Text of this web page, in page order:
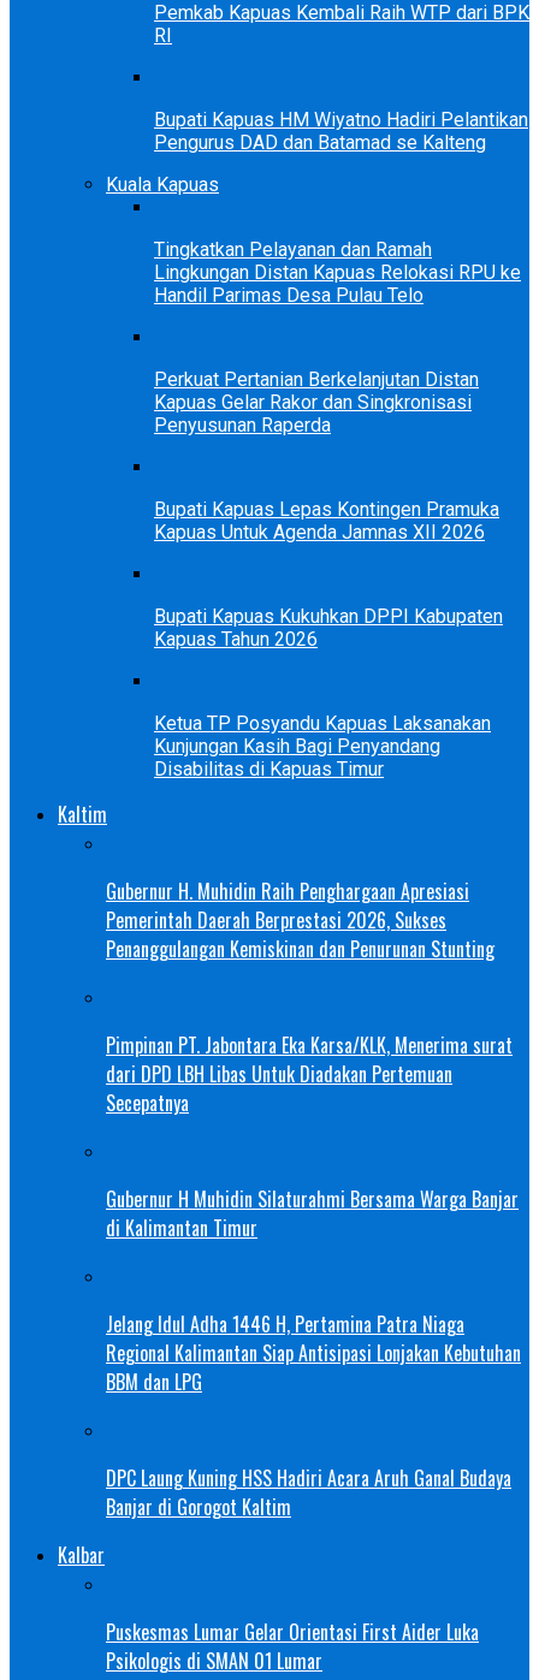
Pemkab Kapuas Kembali Raih WTP dari BPK
RI
Bupati Kapuas HM Wiyatno Hadiri Pelantikan
Pengurus DAD dan Batamad se Kalteng
Kuala Kapuas
Tingkatkan Pelayanan dan Ramah
Lingkungan Distan Kapuas Relokasi RPU ke
Handil Parimas Desa Pulau Telo
Perkuat Pertanian Berkelanjutan Distan
Kapuas Gelar Rakor dan Singkronisasi
Penyusunan Raperda
Bupati Kapuas Lepas Kontingen Pramuka
Kapuas Untuk Agenda Jamnas XII 2026
Bupati Kapuas Kukuhkan DPPI Kabupaten
Kapuas Tahun 2026
Ketua TP Posyandu Kapuas Laksanakan
Kunjungan Kasih Bagi Penyandang
Disabilitas di Kapuas Timur
Kaltim
Gubernur H. Muhidin Raih Penghargaan Apresiasi
Pemerintah Daerah Berprestasi 2026, Sukses
Penanggulangan Kemiskinan dan Penurunan Stunting
Pimpinan PT. Jabontara Eka Karsa/KLK, Menerima surat
dari DPD LBH Libas Untuk Diadakan Pertemuan
Secepatnya
Gubernur H Muhidin Silaturahmi Bersama Warga Banjar
di Kalimantan Timur
Jelang Idul Adha 1446 H, Pertamina Patra Niaga
Regional Kalimantan Siap Antisipasi Lonjakan Kebutuhan
BBM dan LPG
DPC Laung Kuning HSS Hadiri Acara Aruh Ganal Budaya
Banjar di Gorogot Kaltim
Kalbar
Puskesmas Lumar Gelar Orientasi First Aider Luka
Psikologis di SMAN 01 Lumar